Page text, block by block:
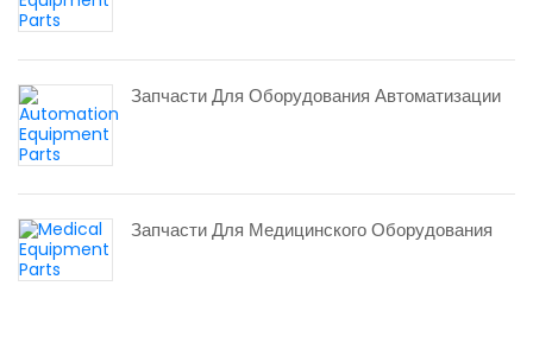
Запчасти Для Оборудования Автоматизации
Запчасти Для Медицинского Оборудования